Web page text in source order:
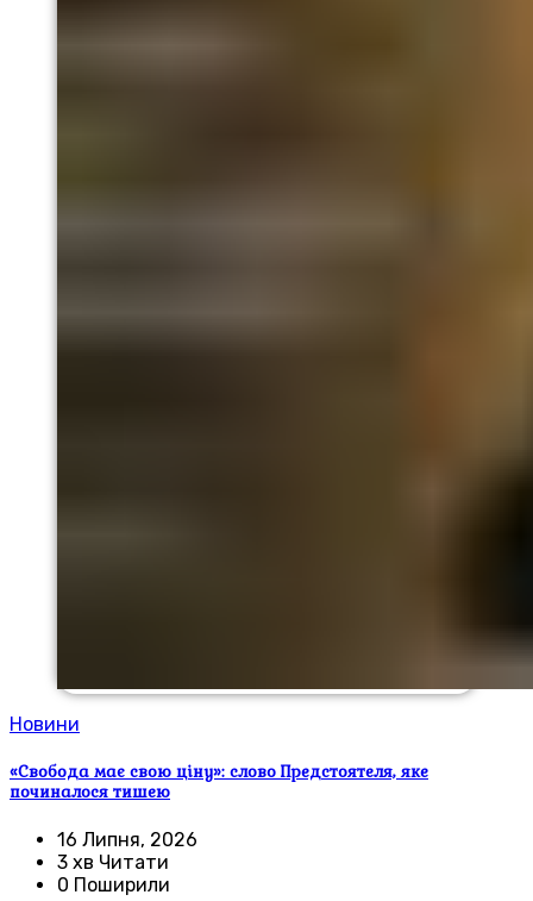
Новини
«Свобода має свою ціну»: слово Предстоятеля, яке
починалося тишею
16 Липня, 2026
3 хв Читати
0 Поширили